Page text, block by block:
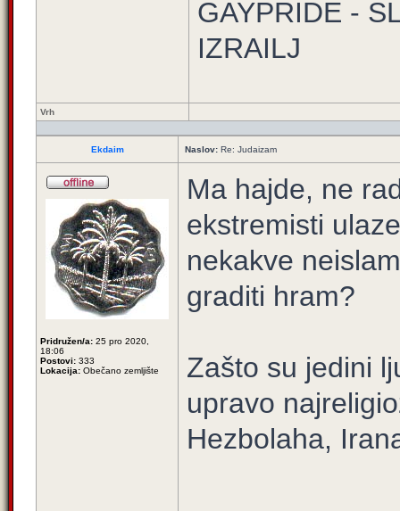
GAYPRIDE -
IZRAILJ
Vrh
Ekdaim Naslov: Re: Judaizam
Pridružen/a: 25 pro 2020,
18:06
Postovi: 333
Lokacija: Obečano zemljište
Ma hajde, ne
ekstremisti
nekakve
graditi hram?
Zašto su jedini
upravo
Hezbolaha,